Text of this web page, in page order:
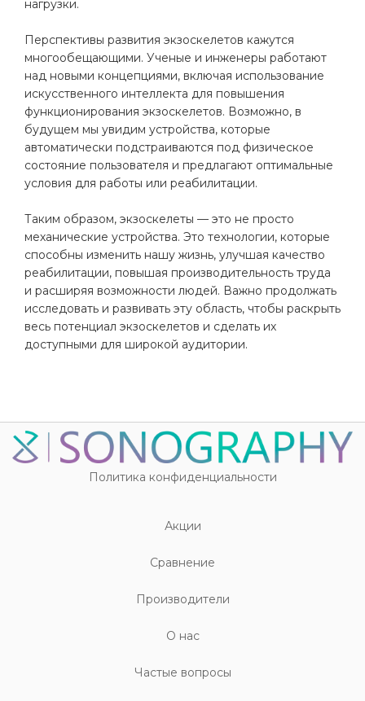
нагрузки.
Перспективы развития экзоскелетов кажутся
многообещающими. Ученые и инженеры работают
над новыми концепциями, включая использование
искусственного интеллекта для повышения
функционирования экзоскелетов. Возможно, в
будущем мы увидим устройства, которые
автоматически подстраиваются под физическое
состояние пользователя и предлагают оптимальные
условия для работы или реабилитации.
Таким образом, экзоскелеты — это не просто
механические устройства. Это технологии, которые
способны изменить нашу жизнь, улучшая качество
реабилитации, повышая производительность труда
и расширяя возможности людей. Важно продолжать
исследовать и развивать эту область, чтобы раскрыть
весь потенциал экзоскелетов и сделать их
доступными для широкой аудитории.
Политика конфиденциальности
Акции
Cравнение
Производители
О нас
Частые вопросы